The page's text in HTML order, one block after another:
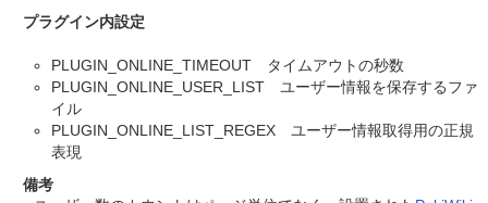
プラグイン内設定
PLUGIN_ONLINE_TIMEOUT タイムアウトの秒数
PLUGIN_ONLINE_USER_LIST ユーザー情報を保存するファ
イル
PLUGIN_ONLINE_LIST_REGEX ユーザー情報取得用の正規
表現
備考